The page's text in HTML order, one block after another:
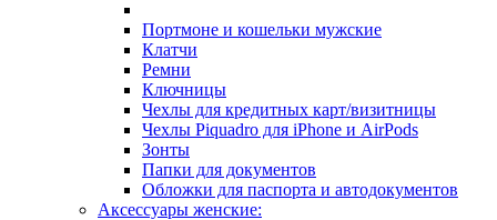
Портмоне и кошельки мужские
Клатчи
Ремни
Ключницы
Чехлы для кредитных карт/визитницы
Чехлы Piquadro для iPhone и AirPods
Зонты
Папки для документов
Обложки для паспорта и автодокументов
Аксессуары женские: